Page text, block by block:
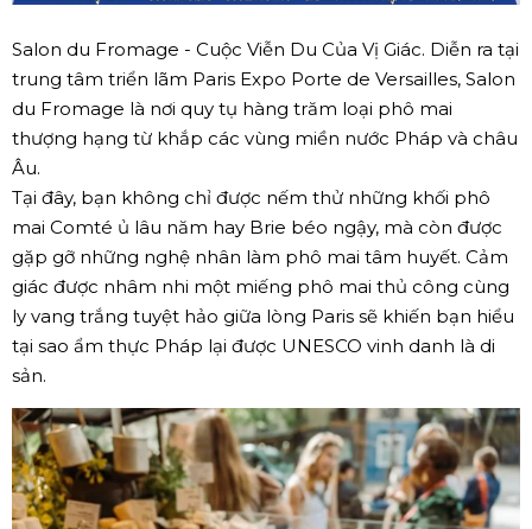
Salon du Fromage - Cuộc Viễn Du Của Vị Giác. Diễn ra tại
trung tâm triển lãm Paris Expo Porte de Versailles, Salon
du Fromage là nơi quy tụ hàng trăm loại phô mai
thượng hạng từ khắp các vùng miền nước Pháp và châu
Âu.
Tại đây, bạn không chỉ được nếm thử những khối phô
mai Comté ủ lâu năm hay Brie béo ngậy, mà còn được
gặp gỡ những nghệ nhân làm phô mai tâm huyết. Cảm
giác được nhâm nhi một miếng phô mai thủ công cùng
ly vang trắng tuyệt hảo giữa lòng Paris sẽ khiến bạn hiểu
tại sao ẩm thực Pháp lại được UNESCO vinh danh là di
sản.